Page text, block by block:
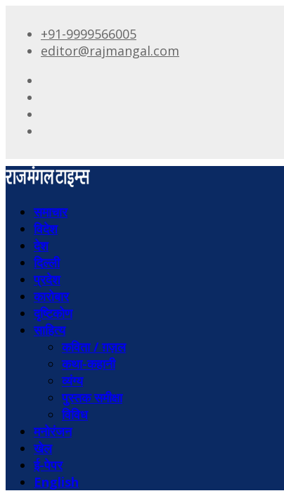
+91-9999566005
editor@rajmangal.com
समाचार
विदेश
देश
दिल्ली
प्रदेश
कारोबार
दृष्टिकोण
साहित्य
कविता / ग़ज़ल
कथा-कहानी
व्यंग्य
पुस्तक समीक्षा
विविध
मनोरंजन
खेल
ई-पेपर
English